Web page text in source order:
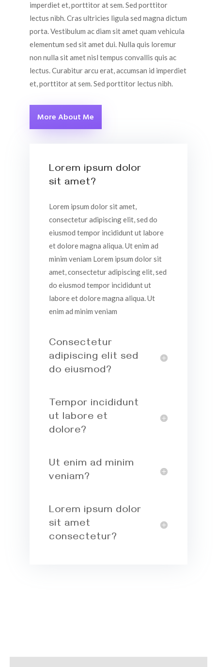
imperdiet et, porttitor at sem. Sed porttitor
lectus nibh. Cras ultricies ligula sed magna dictum
porta. Vestibulum ac diam sit amet quam vehicula
elementum sed sit amet dui. Nulla quis loremur
non nulla sit amet nisl tempus convallis quis ac
lectus. Curabitur arcu erat, accumsan id imperdiet
et, porttitor at sem. Sed porttitor lectus nibh.
More About Me
Lorem ipsum dolor
sit amet?
Lorem ipsum dolor sit amet,
consectetur adipiscing elit, sed do
eiusmod tempor incididunt ut labore
et dolore magna aliqua. Ut enim ad
minim veniam Lorem ipsum dolor sit
amet, consectetur adipiscing elit, sed
do eiusmod tempor incididunt ut
labore et dolore magna aliqua. Ut
enim ad minim veniam
Consectetur
adipiscing elit sed
do eiusmod?
Tempor incididunt
ut labore et
dolore?
Ut enim ad minim
veniam?
Lorem ipsum dolor
sit amet
consectetur?